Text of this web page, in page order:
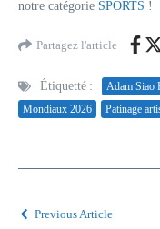
notre catégorie SPORTS !
Partagez l'article
Étiquetté : Adam Siao
Mondiaux 2026
Patinage
Previous Article